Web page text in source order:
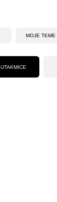
MOJE TEME
UTAKMICE